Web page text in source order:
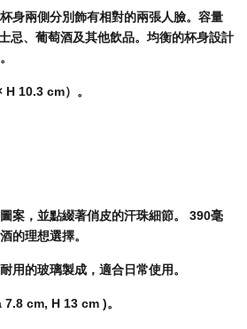
身兩側分別飾有相對的兩張人臉。容量
忌、葡萄酒及其他飲品。均衡的杯身設計
10.3 cm）。
案，並點綴著俏皮的汗珠細節。 390毫
的理想選擇。
用的玻璃製成，適合日常使用。
cm, H 13 cm )。